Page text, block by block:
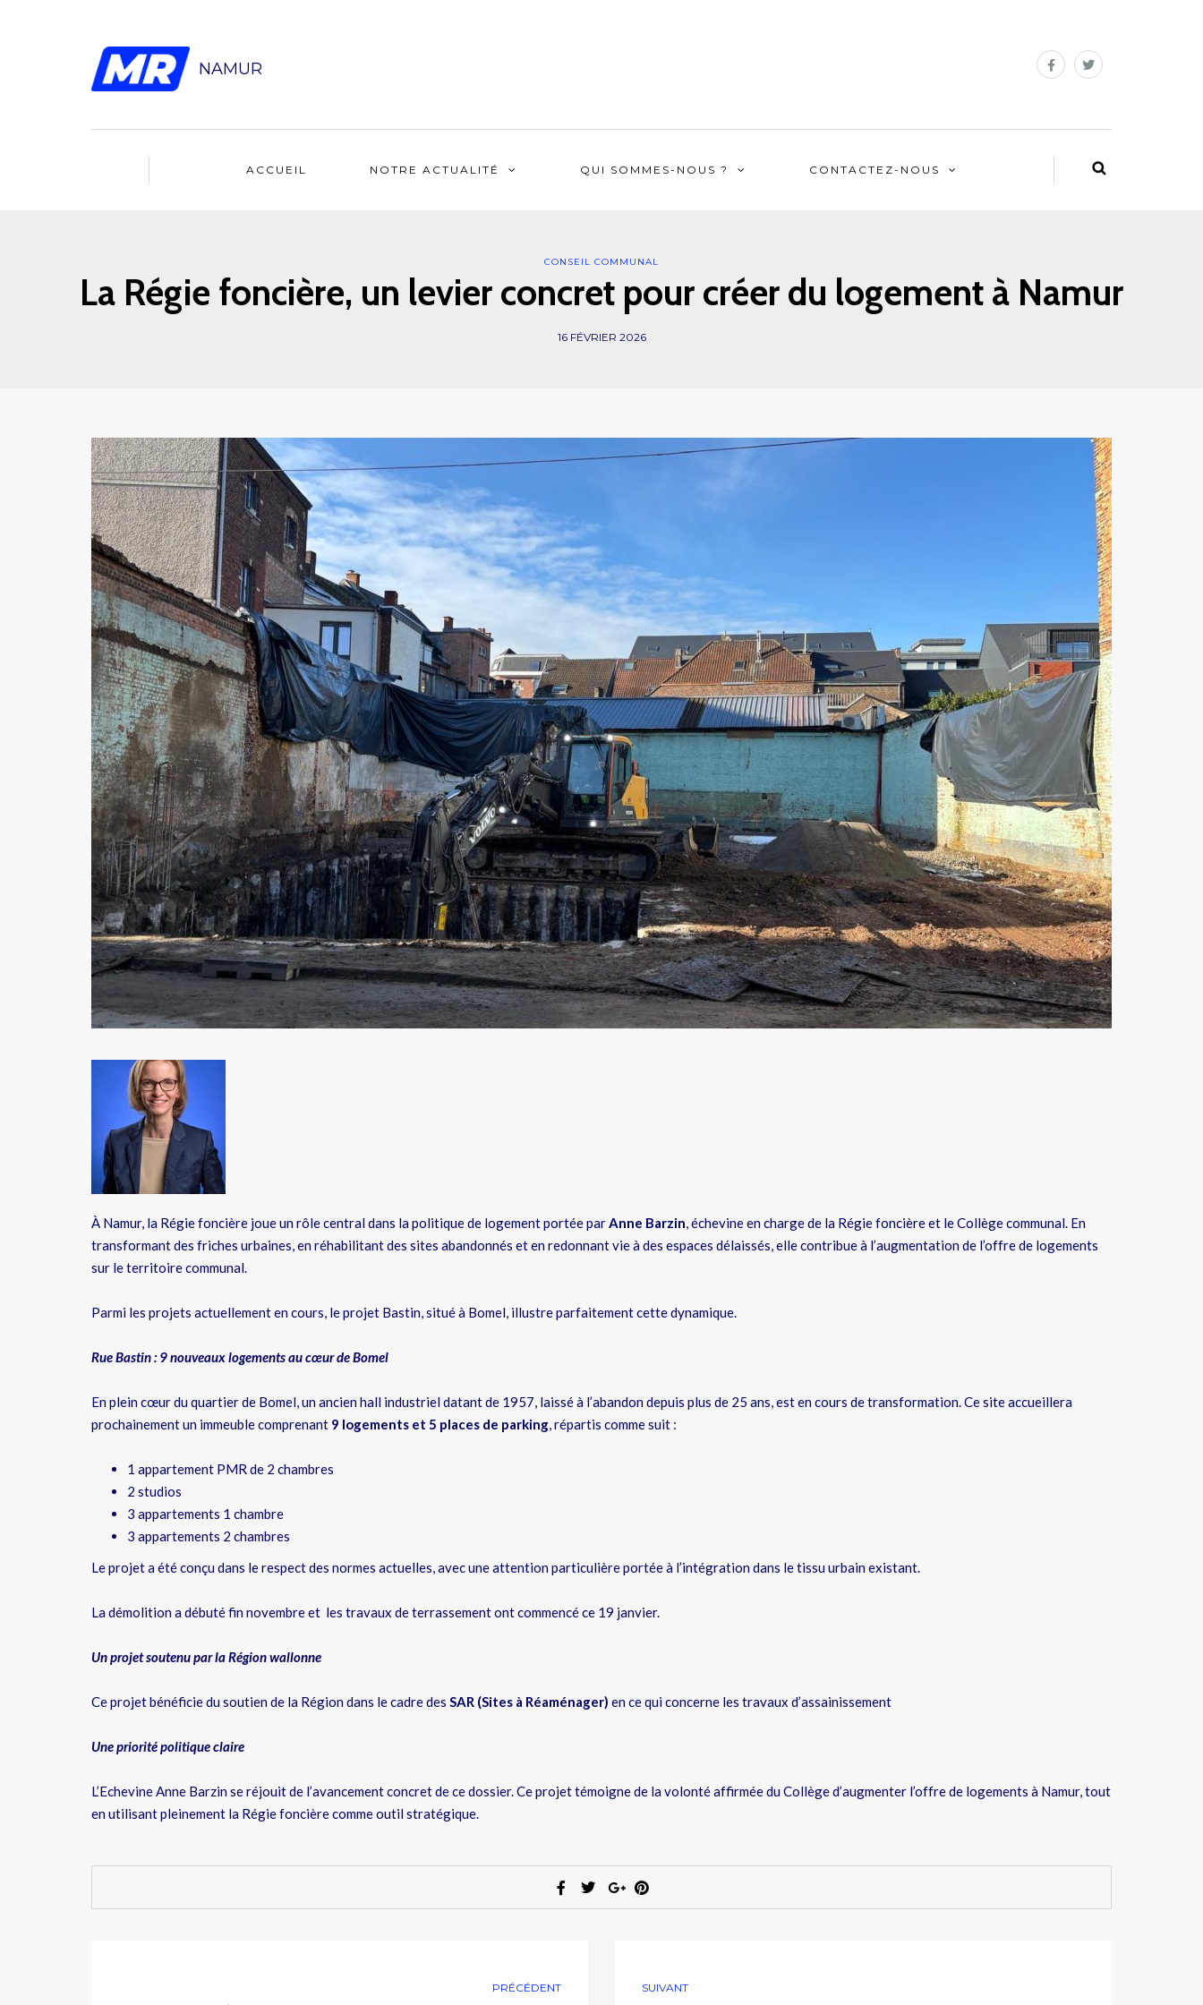
NAMUR
ACCUEIL NOTRE ACTUALITÉ QUI SOMMES-NOUS ? CONTACTEZ-NOUS
CONSEIL COMMUNAL
La Régie foncière, un levier concret pour créer du logement à Namur
16 FÉVRIER 2026
À Namur, la Régie foncière joue un rôle central dans la politique de logement portée parAnne Barzin, échevine en charge de la Régie foncière et le Collège communal. En
transformant des friches urbaines, en réhabilitant des sites abandonnés et en redonnant vie à des espaces délaissés, elle contribue à l’augmentation de l’offre de logements
sur le territoire communal.
Parmi les projets actuellement en cours, le projet Bastin, situé à Bomel, illustre parfaitement cette dynamique.
Rue Bastin : 9 nouveaux logements au cœur de Bomel
En plein cœur du quartier de Bomel, un ancien hall industriel datant de 1957, laissé à l’abandon depuis plus de 25 ans, est en cours de transformation. Ce site accueillera
prochainement un immeuble comprenant 9 logements et 5 places de parking, répartis comme suit :
1 appartement PMR de 2 chambres
2 studios
3 appartements 1 chambre
3 appartements 2 chambres
Le projet a été conçu dans le respect des normes actuelles, avec une attention particulière portée à l’intégration dans le tissu urbain existant.
La démolition a débuté fin novembre et les travaux de terrassement ont commencé ce 19 janvier.
Un projet soutenu par la Région wallonne
Ce projet bénéficie du soutien de la Région dans le cadre des SAR (Sites à Réaménager) en ce qui concerne les travaux d’assainissement
Une priorité politique claire
L’Echevine Anne Barzin se réjouit de l’avancement concret de ce dossier. Ce projet témoigne de la volonté affirmée du Collège d’augmenter l’offre de logements à Namur, tout
en utilisant pleinement la Régie foncière comme outil stratégique.
PRÉCÉDENT SUIVANT